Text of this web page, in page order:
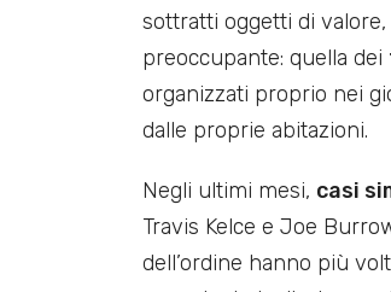
sottratti oggetti di
preoccupante: quella dei
organizzati proprio nei
dalle proprie abitazioni.
Negli ultimi mesi, casi
Travis Kelce e Joe
dell’ordine hanno più